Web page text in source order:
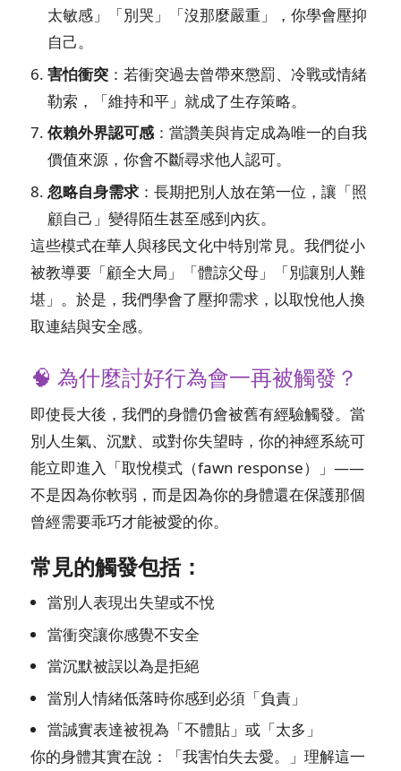
太敏感」「別哭」「沒那麼嚴重」，你學會壓抑
自己。
害怕衝突 ：若衝突過去曾帶來懲罰、冷戰或情緒
勒索，「維持和平」就成了生存策略。
依賴外界認可感：當讚美與肯定成為唯一的自我
價值來源，你會不斷尋求他人認可。
忽略自身需求 ：長期把別人放在第一位，讓「照
顧自己」變得陌生甚至感到內疚。
這些模式在華人與移民文化中特別常見。我們從小
被教導要「顧全大局」「體諒父母」「別讓別人難
堪」。於是，我們學會了壓抑需求，以取悅他人換
取連結與安全感。
🧠 為什麼討好行為會一再被觸發？
即使長大後，我們的身體仍會被舊有經驗觸發。當
別人生氣、沉默、或對你失望時，你的神經系統可
能立即進入「取悅模式（fawn response）」——
不是因為你軟弱，而是因為你的身體還在保護那個
曾經需要乖巧才能被愛的你。
常見的觸發包括：
當別人表現出失望或不悅
當衝突讓你感覺不安全
當沉默被誤以為是拒絕
當別人情緒低落時你感到必須「負責」
當誠實表達被視為「不體貼」或「太多」
你的身體其實在說：「我害怕失去愛。」理解這一